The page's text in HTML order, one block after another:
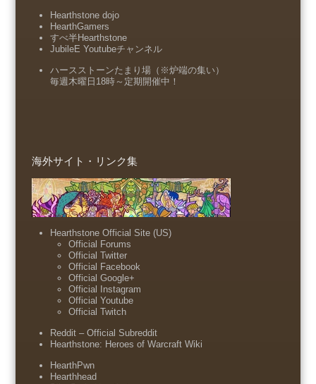
Hearthstone dojo
HearthGamers
すべ半Hearthstone
JubileE Youtubeチャンネル
ハースストーンたまり場（※炉端の集い）
毎週木曜日18時～定期開催中！
海外サイト・リンク集
Hearthstone Official Site (US)
Official Forums
Official Twitter
Official Facebook
Official Google+
Official Instagram
Official Youtube
Official Twitch
Reddit – Official Subreddit
Hearthstone: Heroes of Warcraft Wiki
HearthPwn
Hearthhead